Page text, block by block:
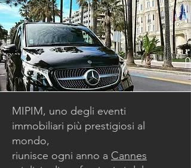
MIPIM, uno degli eventi
immobiliari più prestigiosi al
mondo,
riunisce ogni anno a Cannes